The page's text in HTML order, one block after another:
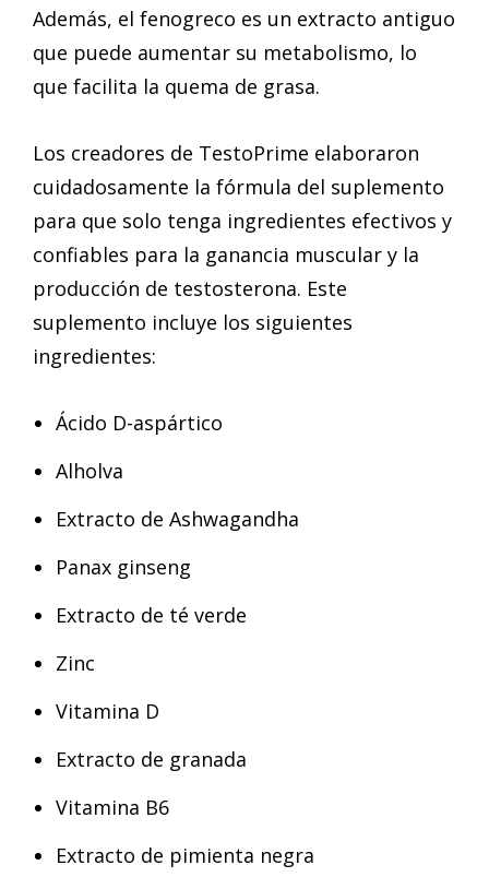
Además, el fenogreco es un extracto antiguo
que puede aumentar su metabolismo, lo
que facilita la quema de grasa.
Los creadores de TestoPrime elaboraron
cuidadosamente la fórmula del suplemento
para que solo tenga ingredientes efectivos y
confiables para la ganancia muscular y la
producción de testosterona. Este
suplemento incluye los siguientes
ingredientes:
Ácido D-aspártico
Alholva
Extracto de Ashwagandha
Panax ginseng
Extracto de té verde
Zinc
Vitamina D
Extracto de granada
Vitamina B6
Extracto de pimienta negra